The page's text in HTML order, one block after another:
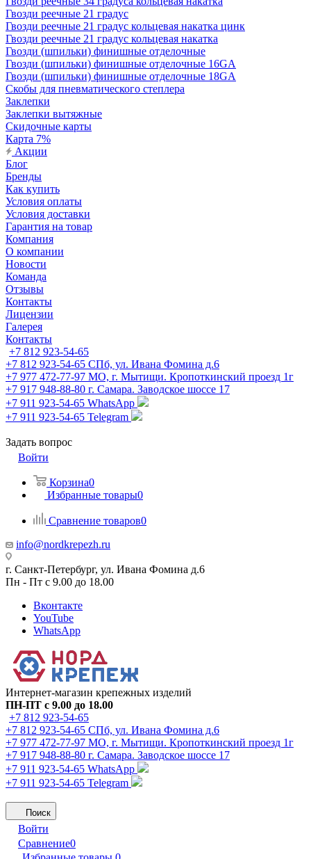
Гвозди реечные 21 градус
Гвозди реечные 21 градус кольцевая накатка цинк
Гвозди реечные 21 градус кольцевая накатка
Гвозди (шпильки) финишные отделочные
Гвозди (шпильки) финишные отделочные 16GA
Гвозди (шпильки) финишные отделочные 18GA
Скобы для пневматического степлера
Заклепки
Заклепки вытяжные
Скидочные карты
Карта 7%
Акции
Блог
Бренды
Как купить
Условия оплаты
Условия доставки
Гарантия на товар
Компания
О компании
Новости
Команда
Отзывы
Контакты
Лицензии
Галерея
Контакты
+7 812 923-54-65
+7 812 923-54-65 СПб, ул. Ивана Фомина д.6
+7 977 472-77-97 МО, г. Мытищи. Кропоткинский проезд 1г
+7 917 948-88-80 г. Самара. Заводское шоссе 17
+7 911 923-54-65 WhatsApp
+7 911 923-54-65 Telegram
Задать вопрос
Войти
Корзина0
Избранные товары0
Сравнение товаров0
info@nordkrepezh.ru
г. Санкт-Петербург, ул. Ивана Фомина д.6
Пн - Пт с 9.00 до 18.00
Вконтакте
YouTube
WhatsApp
Интернет-магазин крепежных изделий
ПН-ПТ с 9.00 до 18.00
+7 812 923-54-65
+7 812 923-54-65 СПб, ул. Ивана Фомина д.6
+7 977 472-77-97 МО, г. Мытищи. Кропоткинский проезд 1г
+7 917 948-88-80 г. Самара. Заводское шоссе 17
+7 911 923-54-65 WhatsApp
+7 911 923-54-65 Telegram
Поиск
Войти
Сравнение0